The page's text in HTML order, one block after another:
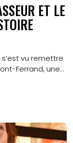
ET LE
s’est vu remettre
Ferrand, une...